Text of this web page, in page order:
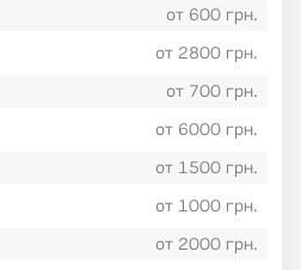
от 600 грн.
от 2800 грн.
от 700 грн.
от 6000 грн.
от 1500 грн.
от 1000 грн.
от 2000 грн.